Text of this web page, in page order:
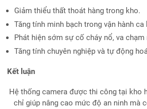
Giảm thiểu thất thoát hàng trong kho.
Tăng tính minh bạch trong vận hành ca
Phát hiện sớm sự cố cháy nổ, va chạm
Tăng tính chuyên nghiệp và tự động
Kết luận
Hệ thống camera được thi công tại kho
chỉ giúp nâng cao mức độ an ninh mà